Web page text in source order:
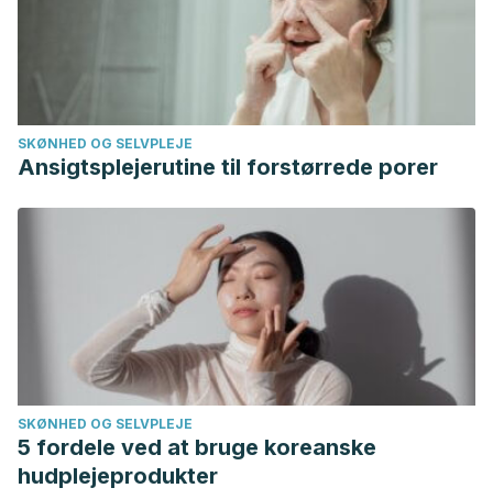
SKØNHED OG SELVPLEJE
Ansigtsplejerutine til forstørrede porer
SKØNHED OG SELVPLEJE
5 fordele ved at bruge koreanske
hudplejeprodukter